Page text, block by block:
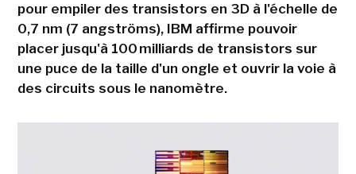
pour empiler des transistors en 3D à l'échelle de
0,7 nm (7 angströms), IBM affirme pouvoir
placer jusqu'à 100 milliards de transistors sur
une puce de la taille d'un ongle et ouvrir la voie à
des circuits sous le nanomètre.